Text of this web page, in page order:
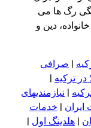
رگ ها می
دین و
| صرافی
ترکیه |
| نیازمندیهای
| خدمات
| هلدینگ اول |